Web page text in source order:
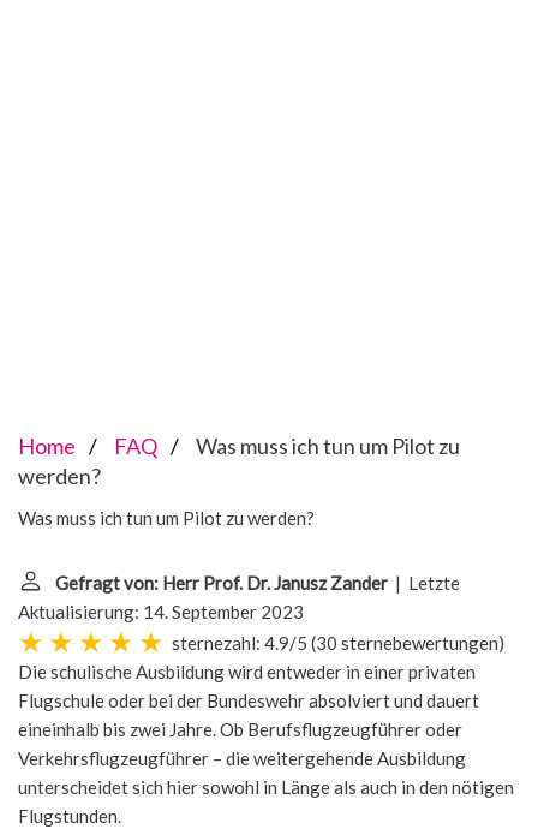
Home FAQ
Was muss ich tun um Pilot zu
werden?
Was muss ich tun um Pilot zu werden?
Gefragt von: Herr Prof. Dr. Janusz Zander | Letzte
Aktualisierung: 14. September 2023
sternezahl: 4.9/5 (30 sternebewertungen)
Die schulische Ausbildung wird entweder in einer privaten
Flugschule oder bei der Bundeswehr absolviert und dauert
eineinhalb bis zwei Jahre. Ob Berufsflugzeugführer oder
Verkehrsflugzeugführer – die weitergehende Ausbildung
unterscheidet sich hier sowohl in Länge als auch in den nötigen
Flugstunden.